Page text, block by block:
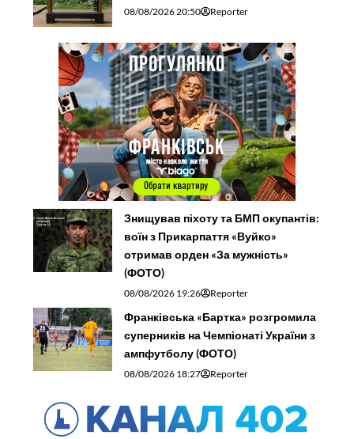
08/08/2026 20:50 Reporter
Знищував піхоту та БМП окупантів:
воїн з Прикарпаття «Вуйко»
отримав орден «За мужність»
(ФОТО)
08/08/2026 19:26 Reporter
Франківська «Бартка» розгромила
суперників на Чемпіонаті України з
ампфутболу (ФОТО)
08/08/2026 18:27 Reporter